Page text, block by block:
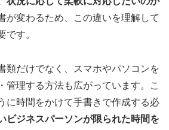
が変わるため、この違いを理解して
です。
類だけでなく、スマホやパソコンを
管理する方法も広がっています。こ
に時間をかけて手書きで作成する必
ビジネスパーソンが限られた時間を